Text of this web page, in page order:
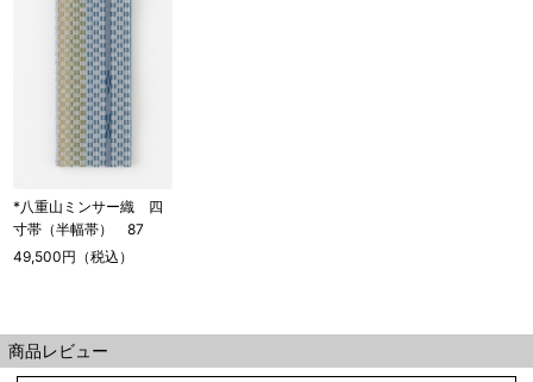
*八重山ミンサー織 四
寸帯（半幅帯） 87
49,500円（税込）
商品レビュー